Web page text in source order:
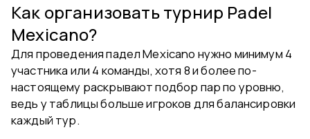
Как организовать турнир Padel
Mexicano?
Для проведения падел Mexicano нужно минимум 4
участника или 4 команды, хотя 8 и более по-
настоящему раскрывают подбор пар по уровню,
ведь у таблицы больше игроков для балансировки
каждый тур.